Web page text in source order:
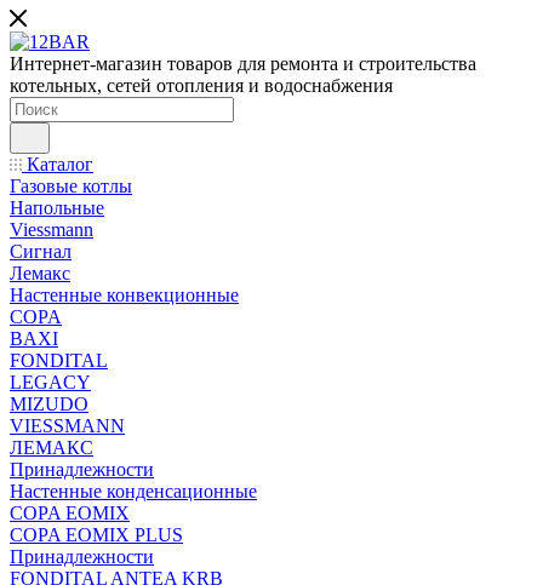
Интернет-магазин товаров для ремонта и строительства
котельных, сетей отопления и водоснабжения
Каталог
Газовые котлы
Напольные
Viessmann
Сигнал
Лемакс
Настенные конвекционные
COPA
BAXI
FONDITAL
LEGACY
MIZUDO
VIESSMANN
ЛЕМАКС
Принадлежности
Настенные конденсационные
COPA EOMIX
COPA EOMIX PLUS
Принадлежности
FONDITAL ANTEA KRB